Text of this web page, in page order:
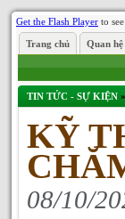
Get the Flash Player to
Trang chủ Quan hệ
TIN TỨC - SỰ KIỆN »
KỸ
08/10/